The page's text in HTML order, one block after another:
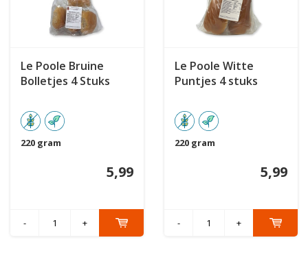
Le Poole Bruine
Bolletjes 4 Stuks
220 gram
5,99
- +
Le Poole Witte
Puntjes 4 stuks
220 gram
5,99
- +